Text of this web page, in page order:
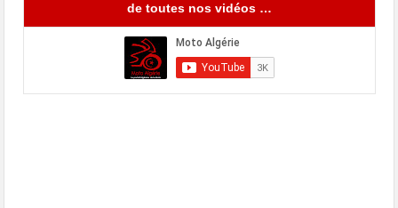
de toutes nos vidéos …